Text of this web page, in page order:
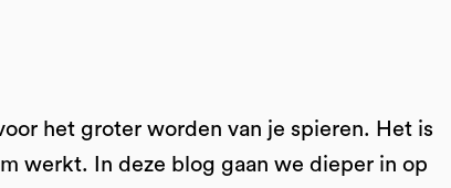
het groter worden van je spieren. Het is
werkt. In deze blog gaan we dieper in op